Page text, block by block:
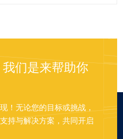
们是来帮助你
！无论您的目标或挑战，
持与解决方案，共同开启